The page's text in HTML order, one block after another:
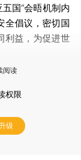
国”会晤机制内
全倡议，密切国
利益，为促进世
阅读
权限
级